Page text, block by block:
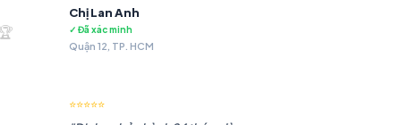
₫.
Chị Lan Anh
✓ Đã xác minh
Quận 12, TP. HCM
⭐⭐⭐⭐⭐